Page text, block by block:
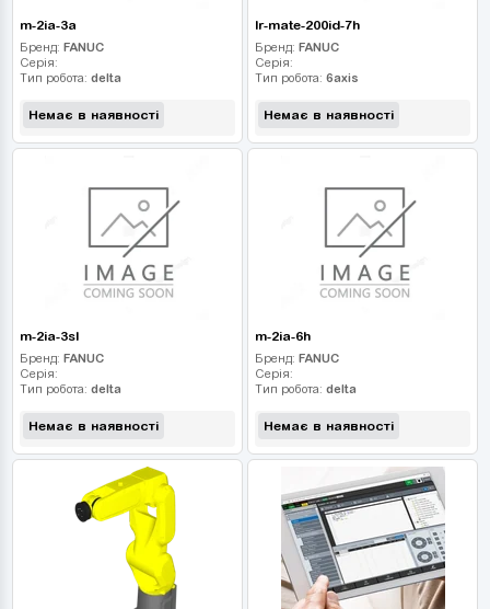
m-2ia-3a
Бренд: FANUC
Серія:
Тип робота: delta
Немає в наявності
lr-mate-200id-7h
Бренд: FANUC
Серія:
Тип робота: 6axis
Немає в наявності
m-2ia-3sl
Бренд: FANUC
Серія:
Тип робота: delta
Немає в наявності
m-2ia-6h
Бренд: FANUC
Серія:
Тип робота: delta
Немає в наявності